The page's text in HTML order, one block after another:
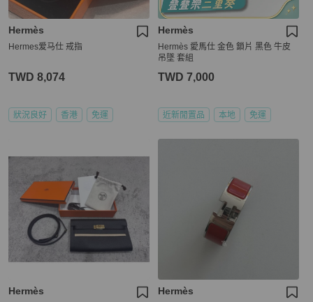
Hermès
Hermes爱马仕 戒指
TWD 8,074
狀況良好 香港 免運
Hermès
Hermès 愛馬仕 金色 鎖片 黑色 牛皮
吊墜 套組
TWD 7,000
近新閒置品 本地 免運
Hermès Hermès